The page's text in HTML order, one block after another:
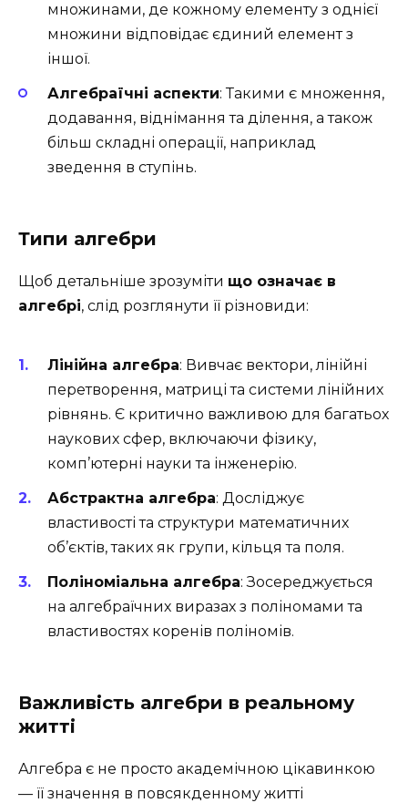
множинами, де кожному елементу з однієї
множини відповідає єдиний елемент з
іншої.
Алгебраїчні аспекти: Такими є множення,
додавання, віднімання та ділення, а також
більш складні операції, наприклад
зведення в ступінь.
Типи алгебри
Щоб детальніше зрозуміти що означає в
алгебрі, слід розглянути її різновиди:
Лінійна алгебра: Вивчає вектори, лінійні
перетворення, матриці та системи лінійних
рівнянь. Є критично важливою для багатьох
наукових сфер, включаючи фізику,
комп’ютерні науки та інженерію.
Абстрактна алгебра: Досліджує
властивості та структури математичних
об’єктів, таких як групи, кільця та поля.
Поліноміальна алгебра: Зосереджується
на алгебраїчних виразах з поліномами та
властивостях коренів поліномів.
Важливість алгебри в реальному
житті
Алгебра є не просто академічною цікавинкою
— її значення в повсякденному житті